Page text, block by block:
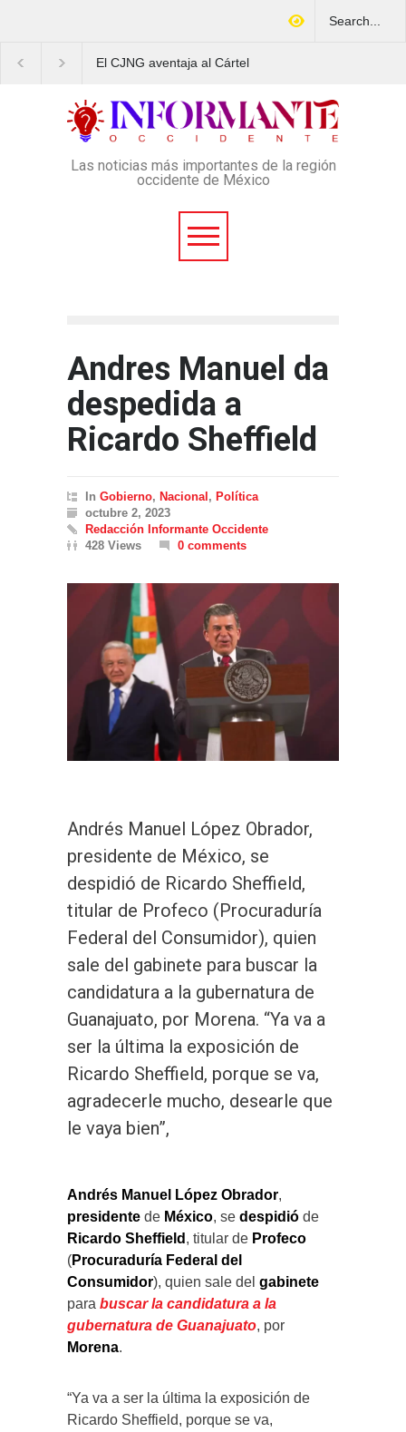
El CJNG aventaja al Cártel
Montenegro
esquema Ponzi con
4 mil afectados
Las noticias más importantes de la región
occidente de México
Andres Manuel da
despedida a
Ricardo Sheffield
In Gobierno, Nacional , Política
octubre 2, 2023
Redacción Informante Occidente
428 Views
0 comments
Andrés Manuel López Obrador,
presidente de México, se
despidió de Ricardo Sheffield,
titular de Profeco (Procuraduría
Federal del Consumidor), quien
sale del gabinete para buscar la
candidatura a la gubernatura de
Guanajuato, por Morena. “Ya va a
ser la última la exposición de
Ricardo Sheffield, porque se va,
agradecerle mucho, desearle que
le vaya bien”,
Andrés Manuel López Obrador,
presidente de México, se despidió de
Ricardo Sheffield , titular de Profeco
(Procuraduría Federal del
Consumidor), quien sale del gabinete
para buscar la candidatura a la
gubernatura de Guanajuato, por
Morena.
“Ya va a ser la última la exposición de
Ricardo Sheffield, porque se va,